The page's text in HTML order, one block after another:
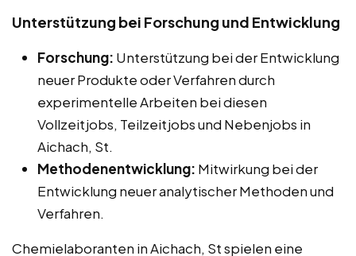
Unterstützung bei Forschung und Entwicklung
Forschung: Unterstützung bei der Entwicklung
neuer Produkte oder Verfahren durch
experimentelle Arbeiten bei diesen
Vollzeitjobs, Teilzeitjobs und Nebenjobs in
Aichach, St.
Methodenentwicklung: Mitwirkung bei der
Entwicklung neuer analytischer Methoden und
Verfahren.
Chemielaboranten in Aichach, St spielen eine